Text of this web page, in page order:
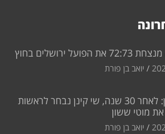
ירושלים בחוץ
יואב בן פורת
מהפך בחולון: לאחר 30 שנה, שי קינן נבחר לראשות
את מוטי ששון
יואב בן פורת